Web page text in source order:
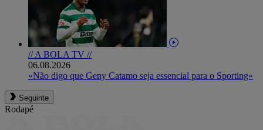
// A BOLA TV //
06.08.2026
«Não digo que Geny Catamo seja essencial para o Sporting»
Seguinte
Rodapé